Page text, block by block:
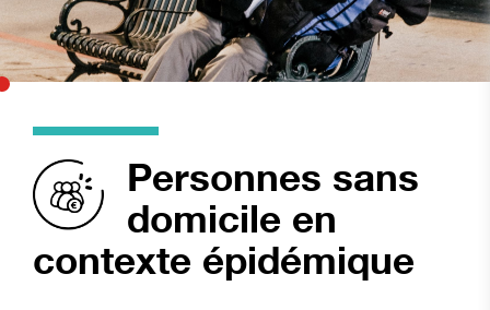
Personnes sans
domicile en
contexte épidémique